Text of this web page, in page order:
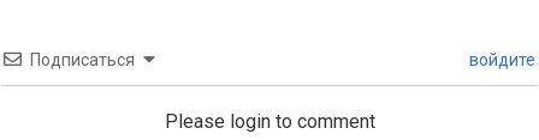
Подписаться войдите
Please login to comment